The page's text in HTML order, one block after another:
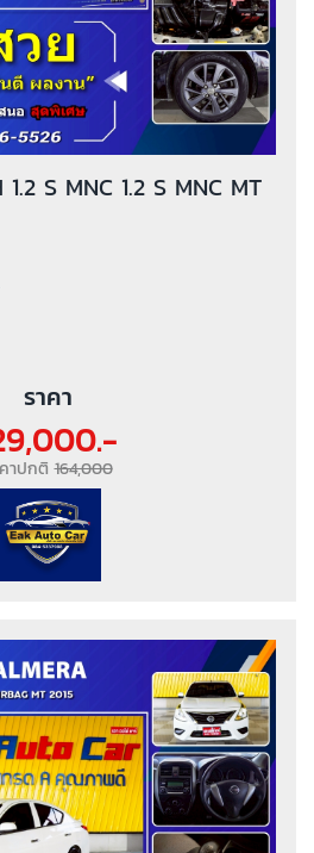
1.2 S MNC 1.2 S MNC MT
ราคา
าปกติ164,000